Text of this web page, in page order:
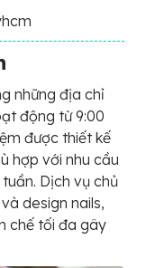
những địa chỉ
động từ 9:00
được thiết kế
hợp với nhu cầu
Dịch vụ chủ
design nails,
chế tối đa gây